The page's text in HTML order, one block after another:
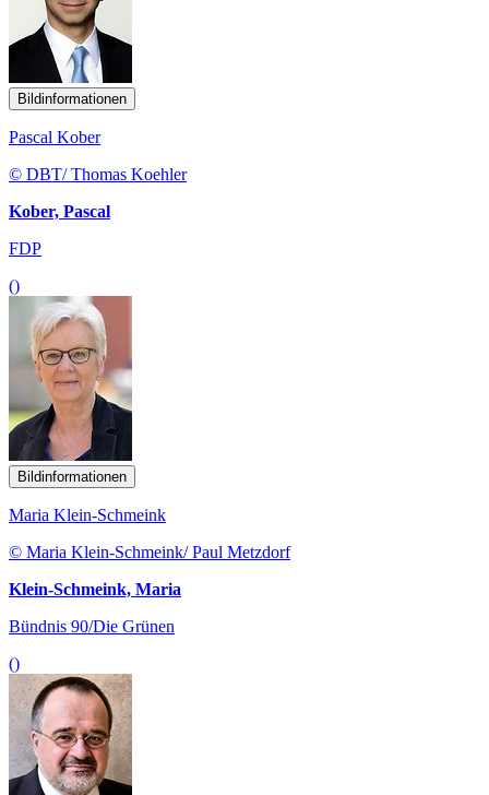
Bildinformationen
Pascal Kober
© DBT/ Thomas Koehler
Kober, Pascal
FDP
()
Bildinformationen
Maria Klein-Schmeink
© Maria Klein-Schmeink/ Paul Metzdorf
Klein-Schmeink, Maria
Bündnis 90/Die Grünen
()